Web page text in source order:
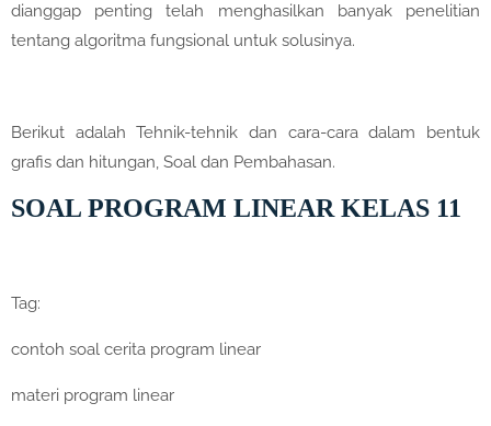
dianggap penting telah menghasilkan banyak penelitian
tentang algoritma fungsional untuk solusinya.
Berikut adalah Tehnik-tehnik dan cara-cara dalam bentuk
grafis dan hitungan, Soal dan Pembahasan.
SOAL PROGRAM LINEAR KELAS 11
Tag:
contoh soal cerita program linear
materi program linear